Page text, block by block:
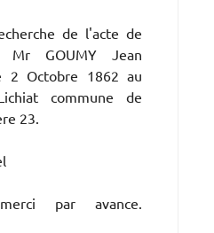
de l'acte de
Mr GOUMY Jean
2 Octobre 1862 au
commune de
23.
par avance.